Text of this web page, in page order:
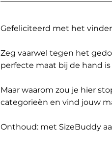
Gefeliciteerd met het
Zeg vaarwel tegen het
perfecte maat bij de hand
Maar waarom zou je hier
categorieën en vind jouw
Onthoud: met SizeBuddy